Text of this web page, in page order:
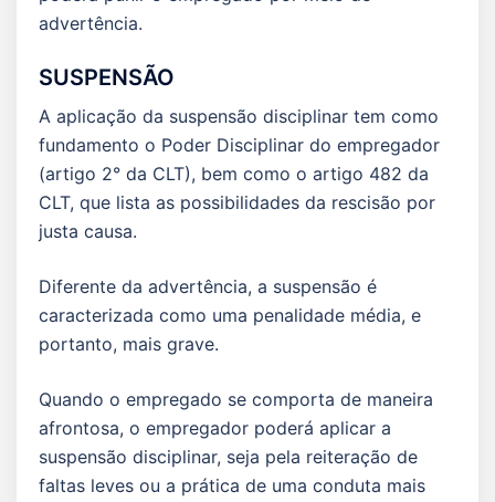
advertência.
SUSPENSÃO
A aplicação da suspensão disciplinar tem como
fundamento o Poder Disciplinar do empregador
(artigo 2° da CLT), bem como o artigo 482 da
CLT, que lista as possibilidades da rescisão por
justa causa.
Diferente da advertência, a suspensão é
caracterizada como uma penalidade média, e
portanto, mais grave.
Quando o empregado se comporta de maneira
afrontosa, o empregador poderá aplicar a
suspensão disciplinar, seja pela reiteração de
faltas leves ou a prática de uma conduta mais